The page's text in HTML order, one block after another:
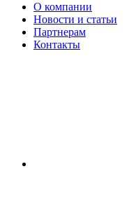
О компании
Новости и статьи
Партнерам
Контакты